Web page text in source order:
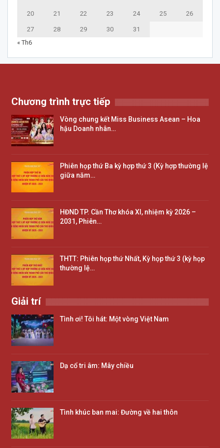
20 21 22 23 24 25 26
27 28 29 30
31
« Th6
Chương trình trực tiếp
Vòng chung kết Miss Business Asean – Hoa
hậu Doanh nhân…
Phiên họp thứ Ba kỳ hợp thứ 3 (Kỳ hợp thường lệ
giữa năm…
HĐND TP. Cần Thơ khóa XI, nhiệm kỳ 2026 –
2031, Phiên…
THTT: Phiên họp thứ Nhất, Kỳ họp thứ 3 (kỳ họp
thường lệ…
Giải trí
Tình ơi! Tôi hát: Một vòng Việt Nam
Dạ cổ tri âm: Mây chiều
Tình khúc ban mai: Đường về hai thôn